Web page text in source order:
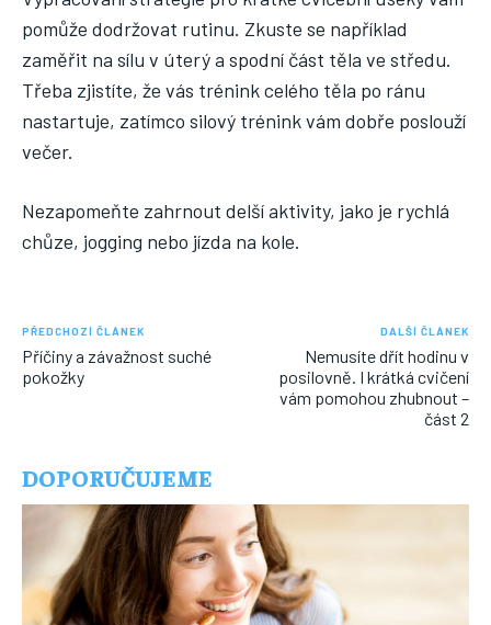
pomůže dodržovat rutinu. Zkuste se například
zaměřit na sílu v úterý a spodní část těla ve středu.
Třeba zjistíte, že vás trénink celého těla po ránu
nastartuje, zatímco silový trénink vám dobře poslouží
večer.
Nezapomeňte zahrnout delší aktivity, jako je rychlá
chůze, jogging nebo jízda na kole.
PŘEDCHOZÍ ČLÁNEK
Příčiny a závažnost suché
pokožky
DALŠÍ ČLÁNEK
Nemusíte dřít hodinu v
posilovně. I krátká cvičení
vám pomohou zhubnout –
část 2
DOPORUČUJEME